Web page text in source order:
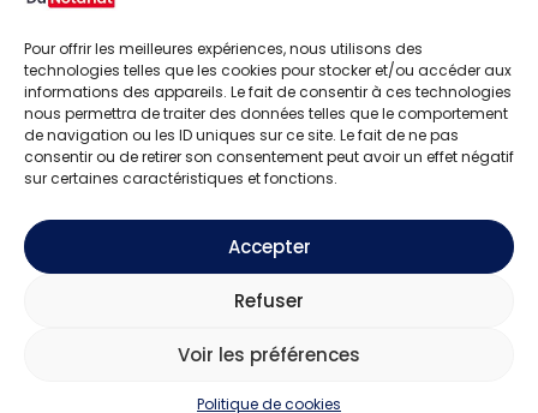
Pour offrir les meilleures expériences, nous utilisons des
technologies telles que les cookies pour stocker et/ou accéder aux
informations des appareils. Le fait de consentir à ces technologies
nous permettra de traiter des données telles que le comportement
de navigation ou les ID uniques sur ce site. Le fait de ne pas
consentir ou de retirer son consentement peut avoir un effet négatif
sur certaines caractéristiques et fonctions.
Accepter
Refuser
Voir les préférences
Politique de cookies
Contact
Besoin d'aide
Actualités
Évènements
Offres d'emploi
Candidats
S'identifier
Copyright © 2026L'Agenda Du Notariat.
Politique de confidentialité